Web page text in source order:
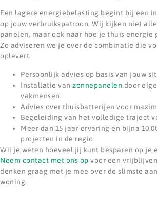
Een lagere energiebelasting begint bij een
op jouw verbruikspatroon. Wij kijken niet
panelen, maar ook naar hoe je thuis energie
Zo adviseren we je over de combinatie die
oplevert.
Persoonlijk advies op basis van jouw
Installatie van zonnepanelen door
vakmensen.
Advies over thuisbatterijen voor
Begeleiding van het volledige traject
Meer dan 15 jaar ervaring en bijna
projecten in de regio.
Wil je weten hoeveel jij kunt besparen op je
Neem contact met ons op voor een
denken graag met je mee over de slimste
woning.